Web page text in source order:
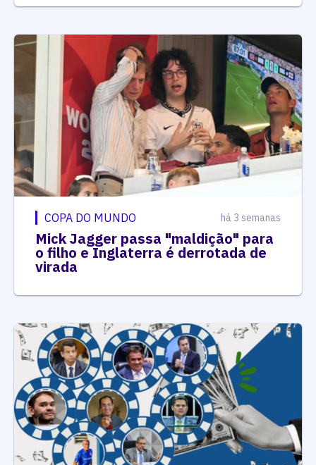
COPA DO MUNDO há 3 semanas
Mick Jagger passa "maldição" para
o filho e Inglaterra é derrotada de
virada